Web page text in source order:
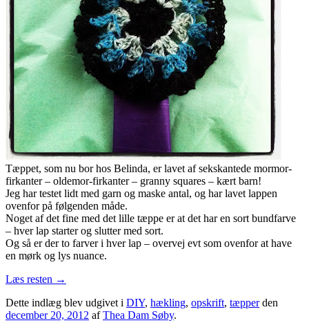
Tæppet, som nu bor hos Belinda, er lavet af sekskantede mormor-
firkanter – oldemor-firkanter – granny squares – kært barn!
Jeg har testet lidt med garn og maske antal, og har lavet lappen
ovenfor på følgenden måde.
Noget af det fine med det lille tæppe er at det har en sort bundfarve
– hver lap starter og slutter med sort.
Og så er der to farver i hver lap – overvej evt som ovenfor at have
en mørk og lys nuance.
Læs resten →
Dette indlæg blev udgivet i DIY, hækling, opskrift, tæpperden
december 20, 2012 afThea Dam Søby.